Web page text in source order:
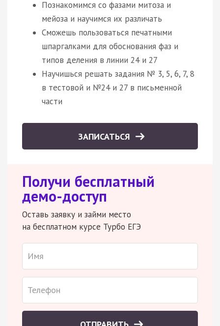
Познакомимся со фазами митоза и
мейоза и научимся их различать
Сможешь пользоваться печатными
шпаргалками для обоснования фаз и
типов деления в линии 24 и 27
Научишься решать задания № 3, 5, 6, 7, 8
в тестовой и №24 и 27 в письменной
части
ЗАПИСАТЬСЯ
Получи бесплатный
демо-доступ
Оставь заявку и займи место
на бесплатном курсе Турбо ЕГЭ